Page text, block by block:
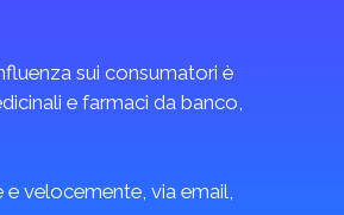
sui consumatori è
e farmaci da banco,
velocemente, via email,